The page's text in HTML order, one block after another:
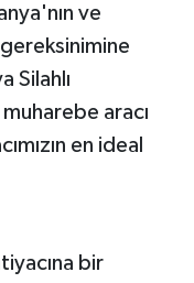
ve
Silahlı
aracı
en ideal
bir